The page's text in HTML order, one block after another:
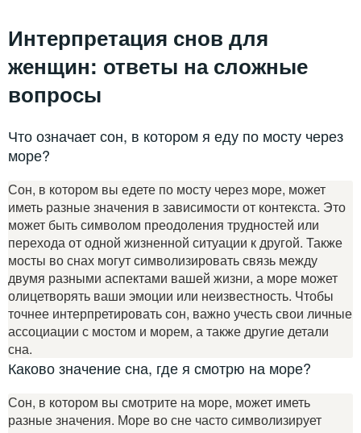
Интерпретация снов для
женщин: ответы на сложные
вопросы
Что означает сон, в котором я еду по мосту через
море?
Сон, в котором вы едете по мосту через море, может
иметь разные значения в зависимости от контекста. Это
может быть символом преодоления трудностей или
перехода от одной жизненной ситуации к другой. Также
мосты во снах могут символизировать связь между
двумя разными аспектами вашей жизни, а море может
олицетворять ваши эмоции или неизвестность. Чтобы
точнее интерпретировать сон, важно учесть свои личные
ассоциации с мостом и морем, а также другие детали
сна.
Каково значение сна, где я смотрю на море?
Сон, в котором вы смотрите на море, может иметь
разные значения. Море во сне часто символизирует